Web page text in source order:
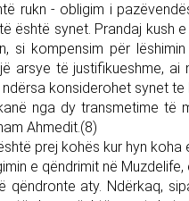
rukn - obligim i
është synet. Prandaj kush
si kompensim për
arsye të justifikueshme, ai
konsiderohet synet te
nga dy transmetime të
Ahmedit.(8)
prej kohës kur hyn koha
e qëndrimit në
qëndronte aty. Ndërkaq,